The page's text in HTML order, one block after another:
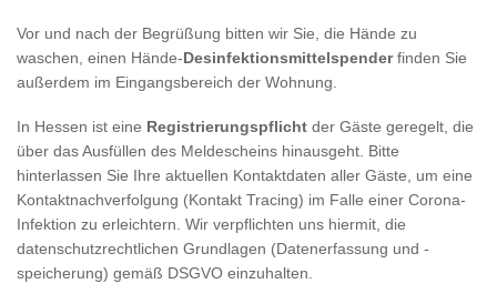
Vor und nach der Begrüßung bitten wir Sie, die Hände zu
waschen, einen Hände-Desinfektionsmittelspenderfinden Sie
außerdem im Eingangsbereich der Wohnung.
In Hessen ist eine Registrierungspflicht der Gäste geregelt, die
über das Ausfüllen des Meldescheins hinausgeht. Bitte
hinterlassen Sie Ihre aktuellen Kontaktdaten aller Gäste, um eine
Kontaktnachverfolgung (Kontakt Tracing) im Falle einer Corona-
Infektion zu erleichtern. Wir verpflichten uns hiermit, die
datenschutzrechtlichen Grundlagen (Datenerfassung und -
speicherung) gemäß DSGVO einzuhalten.